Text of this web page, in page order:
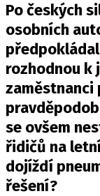
Po českých
osobních
rozhodnou k
zaměstnanci
se ovšem
řidičů na
dojíždí
řešení?